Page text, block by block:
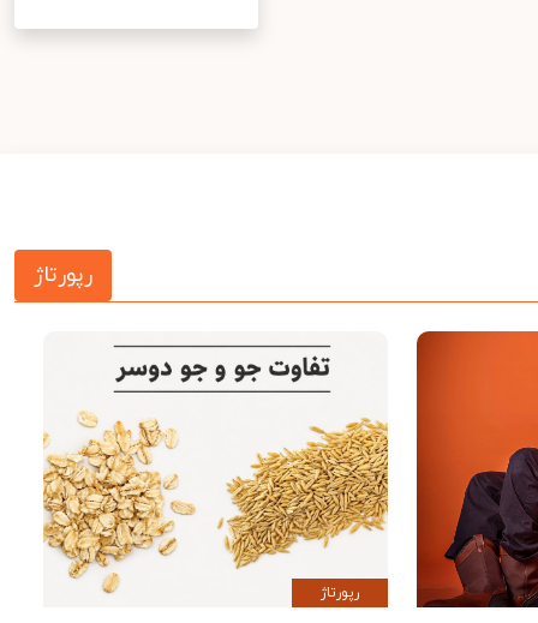
رپورتاژ
رپورتاژ